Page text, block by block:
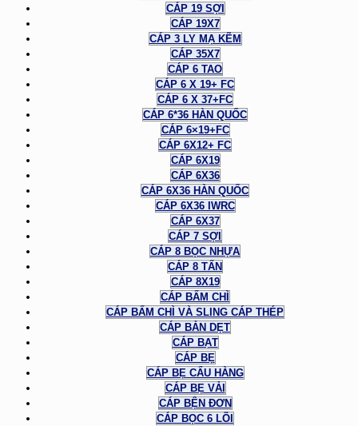
CÁP 19 SỢI
CÁP 19X7
CÁP 3 LY MẠ KẼM
CÁP 35X7
CÁP 6 TAO
CÁP 6 X 19+ FC
CÁP 6 X 37+FC
CÁP 6*36 HÀN QUỐC
CÁP 6×19+FC
CÁP 6X12+ FC
CÁP 6X19
CÁP 6X36
CÁP 6X36 HÀN QUỐC
CÁP 6X36 IWRC
CÁP 6X37
CÁP 7 SỢI
CÁP 8 BỌC NHỰA
CÁP 8 TẤN
CÁP 8X19
CÁP BẤM CHÌ
CÁP BẤM CHÌ VÀ SLING CÁP THÉP
CÁP BẢN DẸT
CÁP BẠT
CÁP BẸ
CÁP BẸ CẨU HÀNG
CÁP BẸ VẢI
CÁP BỆN ĐƠN
CÁP BỌC 6 LÕI